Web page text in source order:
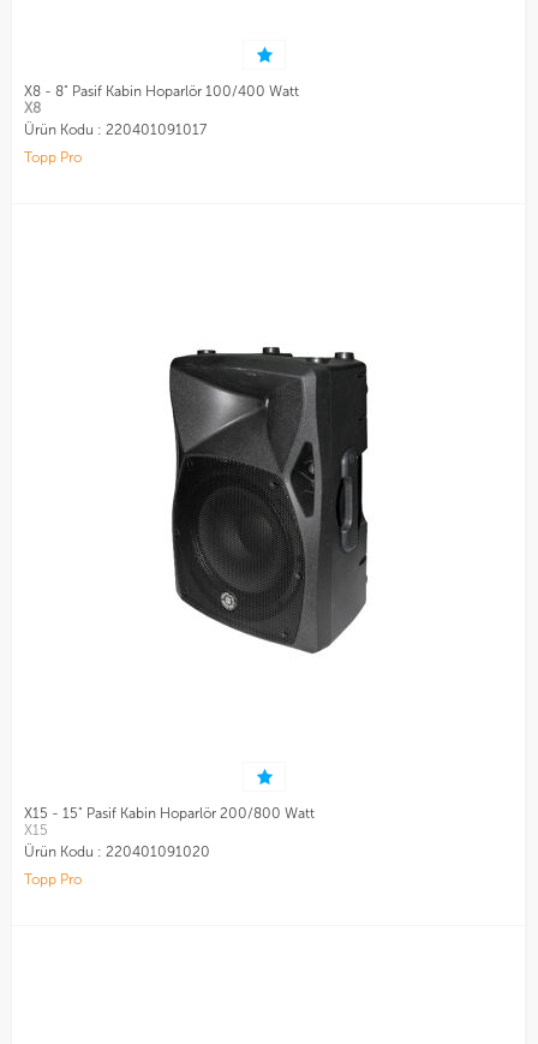
X8 - 8" Pasif Kabin Hoparlör 100/400 Watt
X8
Ürün Kodu : 220401091017
Topp Pro
X15 - 15" Pasif Kabin Hoparlör 200/800 Watt
X15
Ürün Kodu : 220401091020
Topp Pro